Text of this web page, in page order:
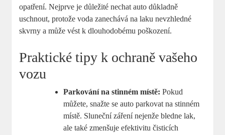
opatření. Nejprve je důležité nechat auto důkladně
uschnout, protože voda zanechává na laku nevzhledné
skvrny a může vést k dlouhodobému poškození.
Praktické tipy k ochraně vašeho
vozu
Parkování na stinném místě: Pokud
můžete, snažte se auto parkovat na stinném
místě. Sluneční záření nejenže bledne lak,
ale také zmenšuje efektivitu čisticích